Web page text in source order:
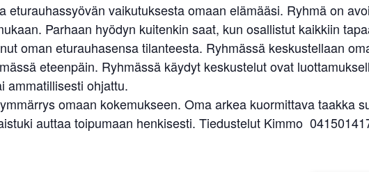
eturauhassyövän vaikutuksesta omaan elämääsi. Ryhmä on
Parhaan hyödyn kuitenkin saat, kun osallistut kaikkiin
oman eturauhasensa tilanteesta. Ryhmässä keskustellaan
eteenpäin. Ryhmässä käydyt keskustelut ovat
ammatillisesti ohjattu.
omaan kokemukseen. Oma arkea kuormittava taakka
auttaa toipumaan henkisesti. Tiedustelut Kimmo